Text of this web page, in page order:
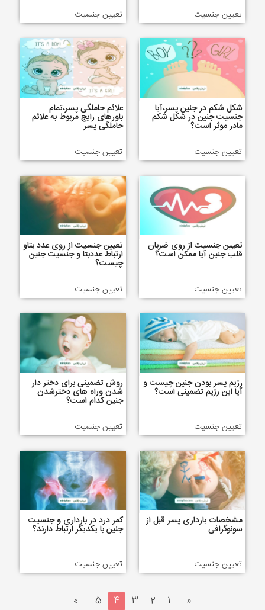
تعیین جنسیت تعیین جنسیت
شکل شکم در جنین پسر،آیا
جنسیت جنین در شکل شکم
مادر موثر است؟
تعیین جنسیت
علائم حاملگی پسر،تمام
باورهای رایج مربوط به علائم
حاملگی پسر
تعیین جنسیت
تعیین جنسیت از روی ضربان
قلب جنین آیا ممکن است؟
تعیین جنسیت
تعیین جنسیت از روی عدد بتاو
ارتباط عددبتا و جنسیت جنین
چیست؟
تعیین جنسیت
رژیم پسر بودن جنین چیست و
آیا این رژیم تضمینی است؟
تعیین جنسیت
روش تضمینی برای دختر دار
شدن وراه های دخترشدن
جنین کدام است؟
تعیین جنسیت
مشخصات بارداری پسر قبل از
سونوگرافی
تعیین جنسیت
کمر درد در بارداری و جنسیت
جنین با یکدیگر ارتباط دارند؟
تعیین جنسیت
«
1
2
3
4
5
»